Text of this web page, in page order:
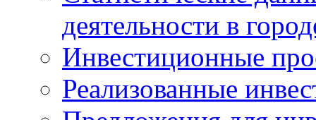
деятельности в
Инвестиционные
Реализованные